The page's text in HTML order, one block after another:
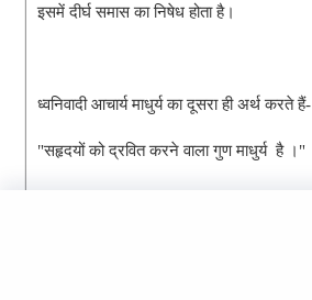
इसमें दीर्घ समास का निषेध होता है।
ध्वनिवादी आचार्य माधुर्य का दूसरा ही अर्थ करते हैं-
"सहृदयों को द्रवित करने वाला गुण माधुर्य  है ।"